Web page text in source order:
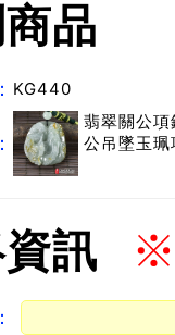
品
KG440
翡翠關公
公吊墜玉
訊 ※